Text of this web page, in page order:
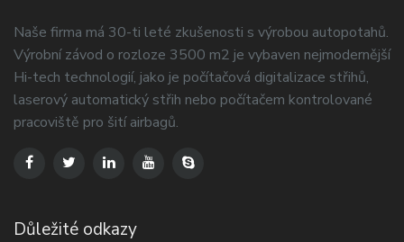
Naše firma má 30-ti leté zkušenosti s výrobou autopotahů.
Výrobní závod o rozloze 3500 m2 je vybaven nejmodernější
Hi-tech technologií, jako je počítačová digitalizace střihů,
laserový automatický střih nebo počítačem kontrolované
pracoviště pro šití airbagů.
Důležité odkazy